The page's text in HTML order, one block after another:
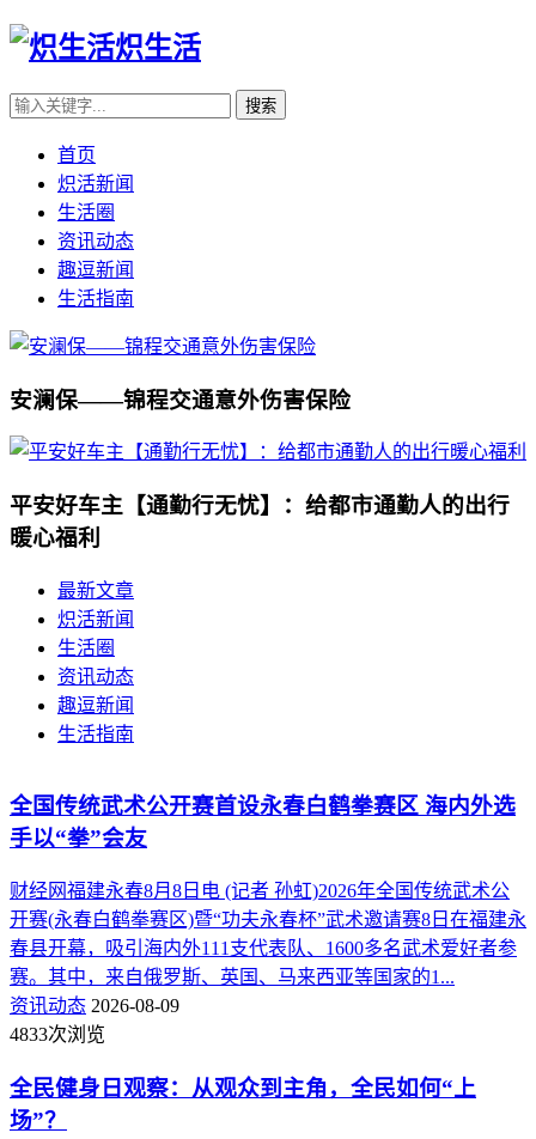
炽生活
首页
炽活新闻
生活圈
资讯动态
趣逗新闻
生活指南
安澜保——锦程交通意外伤害保险
平安好车主【通勤行无忧】：给都市通勤人的出行
暖心福利
最新文章
炽活新闻
生活圈
资讯动态
趣逗新闻
生活指南
全国传统武术公开赛首设永春白鹤拳赛区 海内外选
手以“拳”会友
财经网福建永春8月8日电 (记者 孙虹)2026年全国传统武术公
开赛(永春白鹤拳赛区)暨“功夫永春杯”武术邀请赛8日在福建永
春县开幕，吸引海内外111支代表队、1600多名武术爱好者参
赛。其中，来自俄罗斯、英国、马来西亚等国家的1...
资讯动态 2026-08-09
4833次浏览
全民健身日观察：从观众到主角，全民如何“上
场”？